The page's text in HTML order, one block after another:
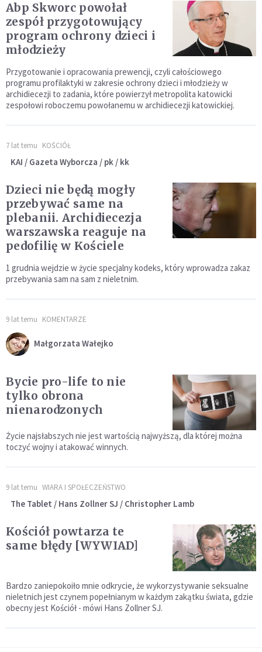
Abp Skworc powołał
zespół przygotowujący
program ochrony dzieci i
młodzieży
Przygotowanie i opracowania prewencji, czyli całościowego
programu profilaktyki w zakresie ochrony dzieci i młodzieży w
archidiecezji to zadania, które powierzył metropolita katowicki
zespołowi roboczemu powołanemu w archidiecezji katowickiej.
7 lat temu KOŚCIÓŁ
KAI / Gazeta Wyborcza / pk / kk
Dzieci nie będą mogły
przebywać same na
plebanii. Archidiecezja
warszawska reaguje na
pedofilię w Kościele
1 grudnia wejdzie w życie specjalny kodeks, który wprowadza zakaz
przebywania sam na sam z nieletnim.
9 lat temu KOMENTARZE
Małgorzata Wałejko
Bycie pro-life to nie
tylko obrona
nienarodzonych
Życie najsłabszych nie jest wartością najwyższą, dla której można
toczyć wojny i atakować winnych.
9 lat temu WIARA I SPOŁECZEŃSTWO
The Tablet / Hans Zollner SJ / Christopher Lamb
Kościół powtarza te
same błędy [WYWIAD]
Bardzo zaniepokoiło mnie odkrycie, że wykorzystywanie seksualne
nieletnich jest czynem popełnianym w każdym zakątku świata, gdzie
obecny jest Kościół - mówi Hans Zollner SJ.